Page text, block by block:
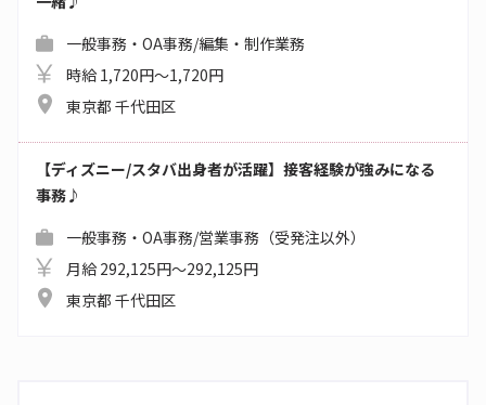
一般事務・OA事務/編集・制作業務
時給 1,720円～1,720円
東京都 千代田区
【ディズニー/スタバ出身者が活躍】接客経験が強みになる
事務♪
一般事務・OA事務/営業事務（受発注以外）
月給 292,125円～292,125円
東京都 千代田区